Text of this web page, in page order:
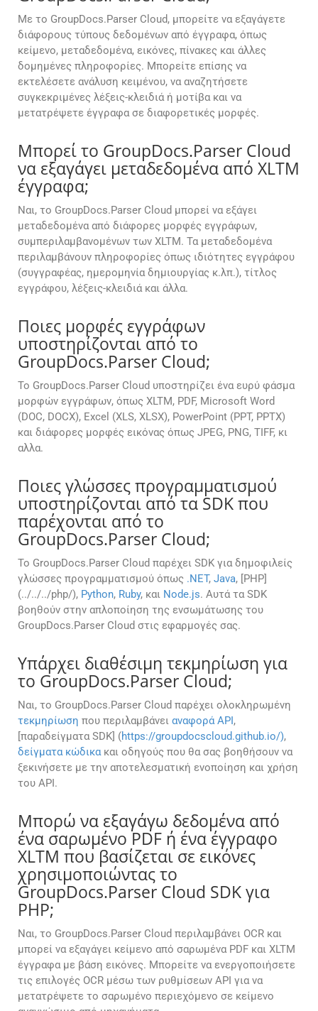
Με το GroupDocs.Parser Cloud, μπορείτε να εξαγάγετε
διάφορους τύπους δεδομένων από έγγραφα, όπως
κείμενο, μεταδεδομένα, εικόνες, πίνακες και άλλες
δομημένες πληροφορίες. Μπορείτε επίσης να
εκτελέσετε ανάλυση κειμένου, να αναζητήσετε
συγκεκριμένες λέξεις-κλειδιά ή μοτίβα και να
μετατρέψετε έγγραφα σε διαφορετικές μορφές.
Μπορεί το GroupDocs.Parser Cloud
να εξαγάγει μεταδεδομένα από XLTM
έγγραφα;
Ναι, το GroupDocs.Parser Cloud μπορεί να εξάγει
μεταδεδομένα από διάφορες μορφές εγγράφων,
συμπεριλαμβανομένων των XLTM. Τα μεταδεδομένα
περιλαμβάνουν πληροφορίες όπως ιδιότητες εγγράφου
(συγγραφέας, ημερομηνία δημιουργίας κ.λπ.), τίτλος
εγγράφου, λέξεις-κλειδιά και άλλα.
Ποιες μορφές εγγράφων
υποστηρίζονται από το
GroupDocs.Parser Cloud;
Το GroupDocs.Parser Cloud υποστηρίζει ένα ευρύ φάσμα
μορφών εγγράφων, όπως XLTM, PDF, Microsoft Word
(DOC, DOCX), Excel (XLS, XLSX), PowerPoint (PPT, PPTX)
και διάφορες μορφές εικόνας όπως JPEG, PNG, TIFF, κι
αλλα.
Ποιες γλώσσες προγραμματισμού
υποστηρίζονται από τα SDK που
παρέχονται από το
GroupDocs.Parser Cloud;
Το GroupDocs.Parser Cloud παρέχει SDK για δημοφιλείς
γλώσσες προγραμματισμού όπως .NET, Java, [PHP]
(../../../php/), Python, Ruby, και Node.js. Αυτά τα SDK
βοηθούν στην απλοποίηση της ενσωμάτωσης του
GroupDocs.Parser Cloud στις εφαρμογές σας.
Υπάρχει διαθέσιμη τεκμηρίωση για
το GroupDocs.Parser Cloud;
Ναι, το GroupDocs.Parser Cloud παρέχει ολοκληρωμένη
τεκμηρίωση που περιλαμβάνει αναφορά API,
[παραδείγματα SDK] (https://groupdocscloud.github.io/),
δείγματα κώδικακαι οδηγούς που θα σας βοηθήσουν να
ξεκινήσετε με την αποτελεσματική ενοποίηση και χρήση
του API.
Μπορώ να εξαγάγω δεδομένα από
ένα σαρωμένο PDF ή ένα έγγραφο
XLTM που βασίζεται σε εικόνες
χρησιμοποιώντας το
GroupDocs.Parser Cloud SDK για
PHP;
Ναι, το GroupDocs.Parser Cloud περιλαμβάνει OCR και
μπορεί να εξαγάγει κείμενο από σαρωμένα PDF και XLTM
έγγραφα με βάση εικόνες. Μπορείτε να ενεργοποιήσετε
τις επιλογές OCR μέσω των ρυθμίσεων API για να
μετατρέψετε το σαρωμένο περιεχόμενο σε κείμενο